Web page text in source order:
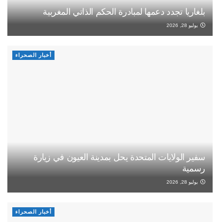
بلغاريا تجدد دعمها لمبادرة الحكم الذاتي المغربية
يوليو 28, 2026
أخبار الصحراء
سفير الولايات المتحدة يحل بمدينة العيون في زيارة
رسمية
يوليو 28, 2026
أخبار الصحراء